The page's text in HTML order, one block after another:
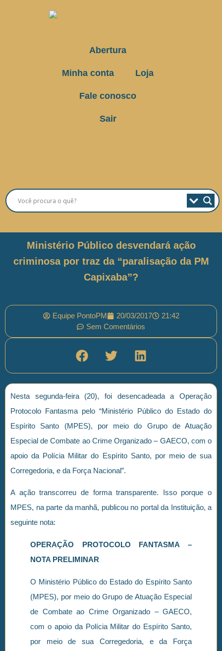
Abertura
Minha conta Loja
Fale conosco
Sair
Ministério Público desvendará ação
criminosa por traz da “paralisação da PM
Capixaba”?
Equipe PontoPM 20/03/2017
21:42
Sem Comentários
Nesta segunda-feira (20), foi desencadeada a Operação
Protocolo Fantasma pelo “Ministério Público do Estado do
Espírito Santo (MPES), por meio do Grupo de Atuação
Especial de Combate ao Crime Organizado – GAECO, com o
apoio da Polícia Militar do Espírito Santo, por meio de sua
Corregedoria, e da Força Nacional”.
A ação transcorreu de forma transparente. Isso porque o
MPES, na parte da manhã, publicou no portal da Instituição, a
seguinte nota:
OPERAÇÃO PROTOCOLO FANTASMA –
NOTA PRELIMINAR
O Ministério Público do Estado do Espírito Santo
(MPES), por meio do Grupo de Atuação Especial
de Combate ao Crime Organizado – GAECO,
com o apoio da Polícia Militar do Espírito Santo,
por meio de sua Corregedoria, e da Força